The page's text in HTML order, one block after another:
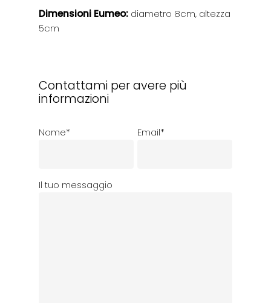
Dimensioni Eumeo: diametro 8cm, altezza
5cm
Contattami per avere più
informazioni
Nome* Email*
Il tuo messaggio